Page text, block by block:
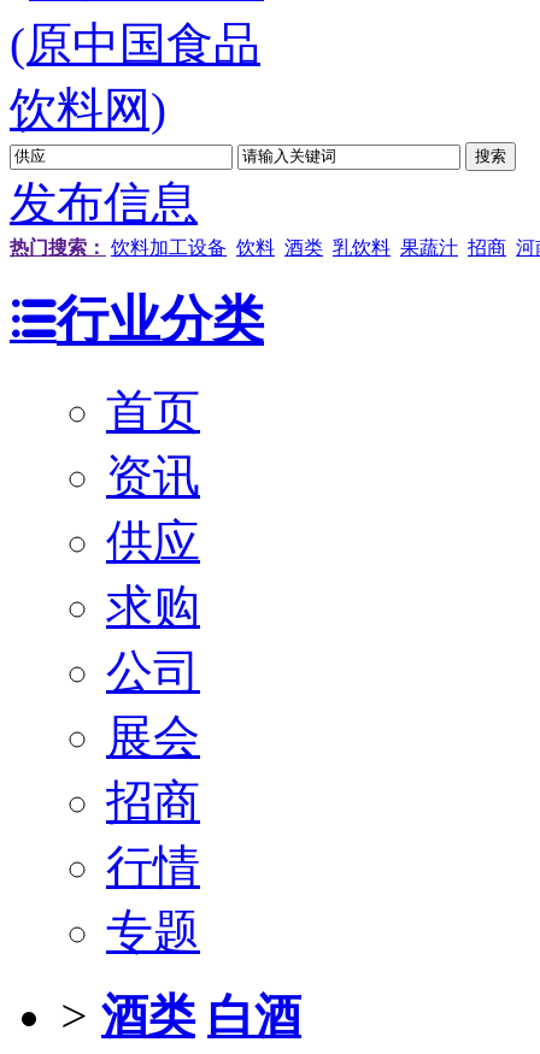
发布信息
热门搜索： 饮料加工设备 饮料 酒类 乳饮料 果蔬汁 招商 河
行业分类
首页
资讯
供应
求购
公司
展会
招商
行情
专题
> 酒类 白酒